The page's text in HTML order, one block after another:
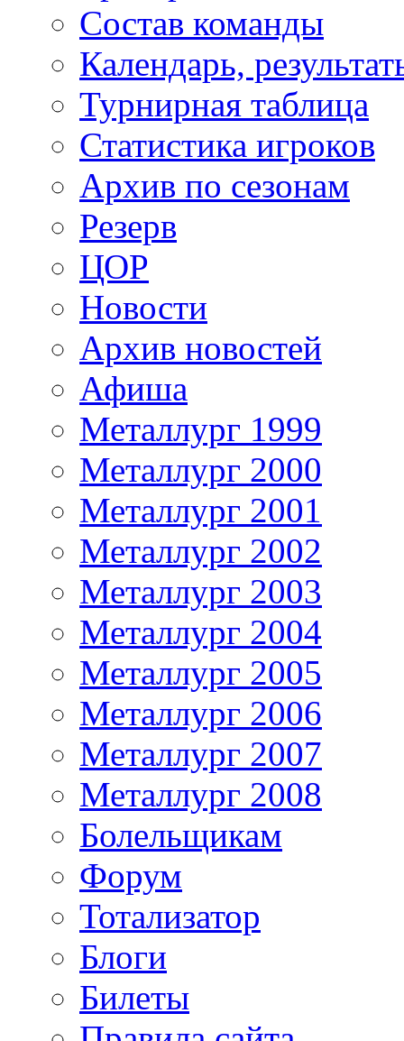
Состав команды
Календарь,
Турнирная таблица
Статистика игроков
Архив по сезонам
Резерв
ЦОР
Новости
Архив новостей
Афиша
Металлург 1999
Металлург 2000
Металлург 2001
Металлург 2002
Металлург 2003
Металлург 2004
Металлург 2005
Металлург 2006
Металлург 2007
Металлург 2008
Болельщикам
Форум
Тотализатор
Блоги
Билеты